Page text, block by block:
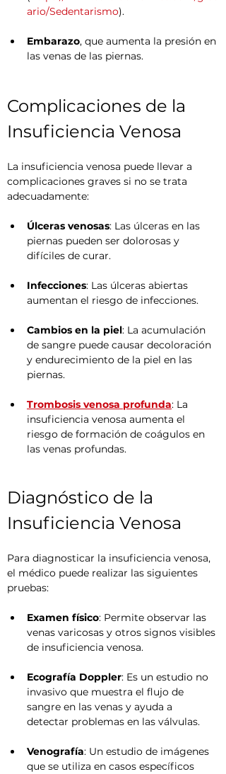
ario/Sedentarismo).
Embarazo, que aumenta la presión en
las venas de las piernas.
Complicaciones de la
Insuficiencia Venosa
La insuficiencia venosa puede llevar a
complicaciones graves si no se trata
adecuadamente:
Úlceras venosas: Las úlceras en las
piernas pueden ser dolorosas y
difíciles de curar.
Infecciones: Las úlceras abiertas
aumentan el riesgo de infecciones.
Cambios en la piel: La acumulación
de sangre puede causar decoloración
y endurecimiento de la piel en las
piernas.
Trombosis venosa profunda: La
insuficiencia venosa aumenta el
riesgo de formación de coágulos en
las venas profundas.
Diagnóstico de la
Insuficiencia Venosa
Para diagnosticar la insuficiencia venosa,
el médico puede realizar las siguientes
pruebas:
Examen físico: Permite observar las
venas varicosas y otros signos visibles
de insuficiencia venosa.
Ecografía Doppler: Es un estudio no
invasivo que muestra el flujo de
sangre en las venas y ayuda a
detectar problemas en las válvulas.
Venografía: Un estudio de imágenes
que se utiliza en casos específicos